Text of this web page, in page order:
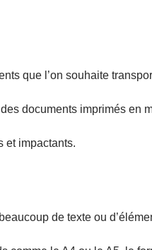
que l’on souhaite
documents imprimés en
et impactants.
de texte ou